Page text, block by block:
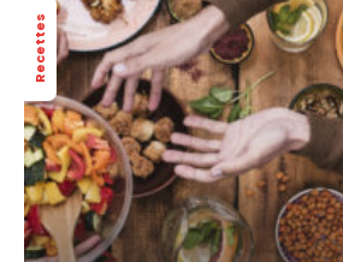
Recettes